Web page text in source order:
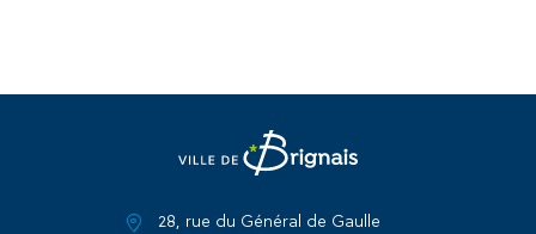
28, rue du Général de Gaulle